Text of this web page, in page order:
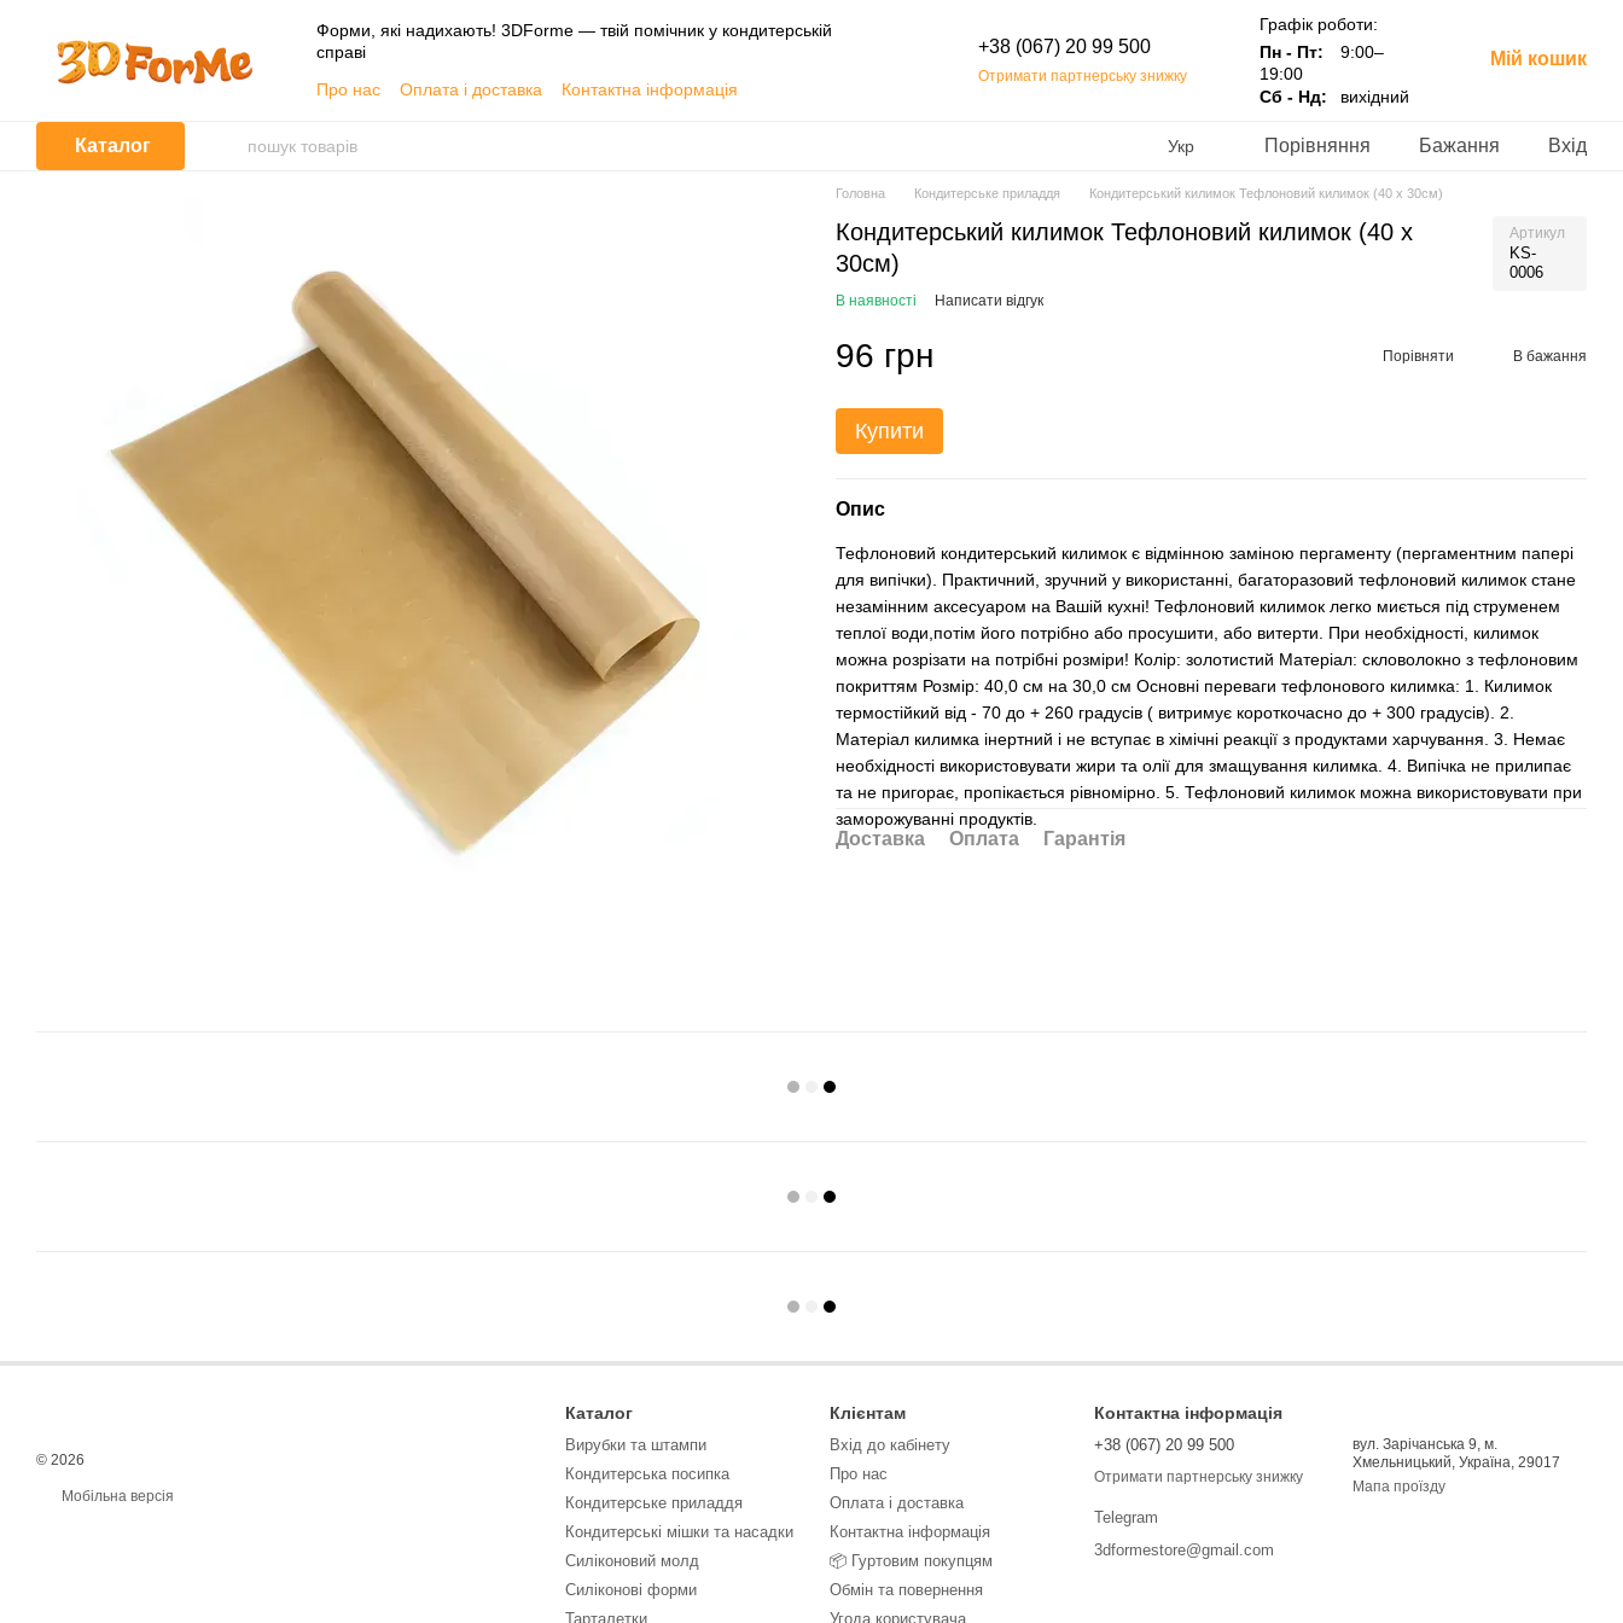
Форми, які надихають! 3DForme — твій помічник у кондитерській
справі
Про нас
Оплата і доставка
Контактна інформація
Угода користувача
+38 (067) 20 99 500
Отримати партнерську знижку
Графік роботи:
Пн - Пт:
9:00–
19:00
Сб - Нд:
вихідний
Мій кошик
Каталог Укр Порівняння Бажання Вхід
Головна Кондитерське приладдя Кондитерський килимок Тефлоновий килимок (40 х 30см)
Кондитерський килимок Тефлоновий килимок (40 х
30см)
Артикул
KS-
0006
В наявності Написати відгук
96 грн Порівняти В бажання
Купити
Опис
Тефлоновий кондитерський килимок є відмінною заміною пергаменту (пергаментним папері
для випічки). Практичний, зручний у використанні, багаторазовий тефлоновий килимок стане
незамінним аксесуаром на Вашій кухні! Тефлоновий килимок легко миється під струменем
теплої води,потім його потрібно або просушити, або витерти. При необхідності, килимок
можна розрізати на потрібні розміри! Колір: золотистий Матеріал: скловолокно з тефлоновим
покриттям Розмір: 40,0 см на 30,0 см Основні переваги тефлонового килимка: 1. Килимок
термостійкий від - 70 до + 260 градусів ( витримує короткочасно до + 300 градусів). 2.
Матеріал килимка інертний і не вступає в хімічні реакції з продуктами харчування. 3. Немає
необхідності використовувати жири та олії для змащування килимка. 4. Випічка не прилипає
та не пригорає, пропікається рівномірно. 5. Тефлоновий килимок можна використовувати при
заморожуванні продуктів.
Доставка Оплата Гарантія
© 2026
Мобільна версія
Каталог
Вирубки та штампи
Кондитерська посипка
Кондитерське приладдя
Кондитерські мішки та насадки
Силіконовий молд
Силіконові форми
Тарталетки
Клієнтам
Вхід до кабінету
Про нас
Оплата і доставка
Контактна інформація
📦 Гуртовим покупцям
Обмін та повернення
Угода користувача
Контактна інформація
+38 (067) 20 99 500
Отримати партнерську знижку
Telegram
3dformestore@gmail.com
вул. Зарічанська 9, м.
Хмельницький, Україна, 29017
Мапа проїзду